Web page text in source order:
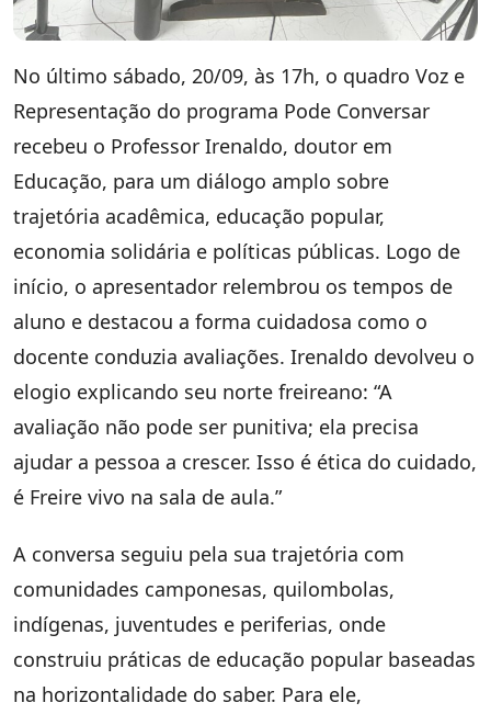
No último sábado, 20/09, às 17h, o quadro Voz e
Representação do programa Pode Conversar
recebeu o Professor Irenaldo, doutor em
Educação, para um diálogo amplo sobre
trajetória acadêmica, educação popular,
economia solidária e políticas públicas. Logo de
início, o apresentador relembrou os tempos de
aluno e destacou a forma cuidadosa como o
docente conduzia avaliações. Irenaldo devolveu o
elogio explicando seu norte freireano: “A
avaliação não pode ser punitiva; ela precisa
ajudar a pessoa a crescer. Isso é ética do cuidado,
é Freire vivo na sala de aula.”
A conversa seguiu pela sua trajetória com
comunidades camponesas, quilombolas,
indígenas, juventudes e periferias, onde
construiu práticas de educação popular baseadas
na horizontalidade do saber. Para ele,